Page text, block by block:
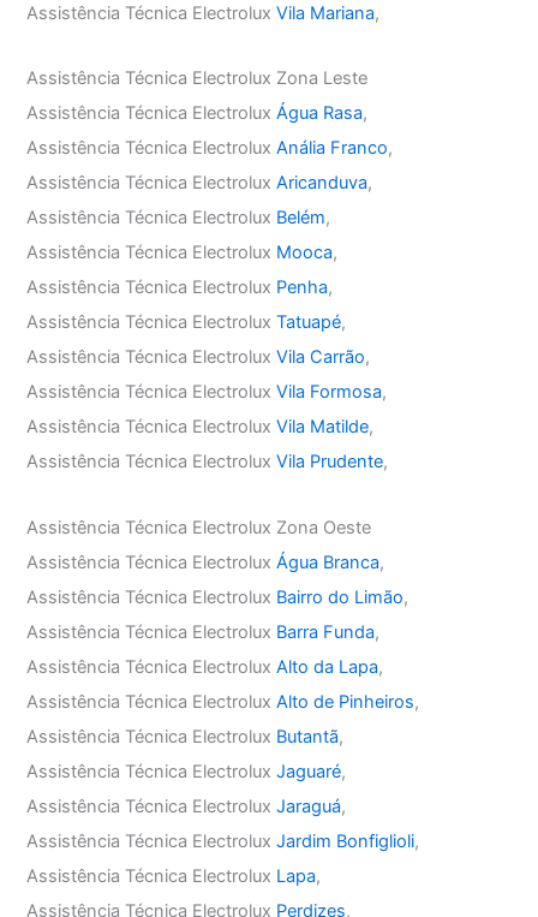
Assistência Técnica ElectroluxVila Mariana,
Assistência Técnica Electrolux Zona Leste
Assistência Técnica ElectroluxÁgua Rasa,
Assistência Técnica ElectroluxAnália Franco,
Assistência Técnica ElectroluxAricanduva,
Assistência Técnica Electrolux Belém,
Assistência Técnica Electrolux Mooca,
Assistência Técnica Electrolux Penha,
Assistência Técnica ElectroluxTatuapé,
Assistência Técnica ElectroluxVila Carrão,
Assistência Técnica ElectroluxVila Formosa,
Assistência Técnica ElectroluxVila Matilde,
Assistência Técnica ElectroluxVila Prudente,
Assistência Técnica Electrolux Zona Oeste
Assistência Técnica ElectroluxÁgua Branca,
Assistência Técnica Electrolux Bairro do Limão,
Assistência Técnica Electrolux Barra Funda,
Assistência Técnica ElectroluxAlto da Lapa,
Assistência Técnica ElectroluxAlto de Pinheiros,
Assistência Técnica Electrolux Butantã,
Assistência Técnica ElectroluxJaguaré,
Assistência Técnica ElectroluxJaraguá,
Assistência Técnica ElectroluxJardim Bonfiglioli,
Assistência Técnica Electrolux Lapa,
Assistência Técnica Electrolux Perdizes,